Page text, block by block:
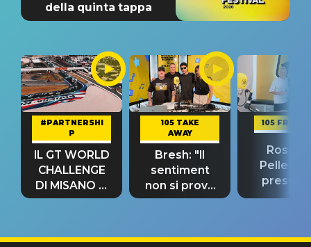
della quinta tappa
#PARTNERSHI
P
IL GT WORLD
CHALLENGE
DI MISANO si
riconferma
105 TAKE
AWAY
Bresh: "Il
sentiment
non si prova
fino alla notte
105
Rosario
“Così